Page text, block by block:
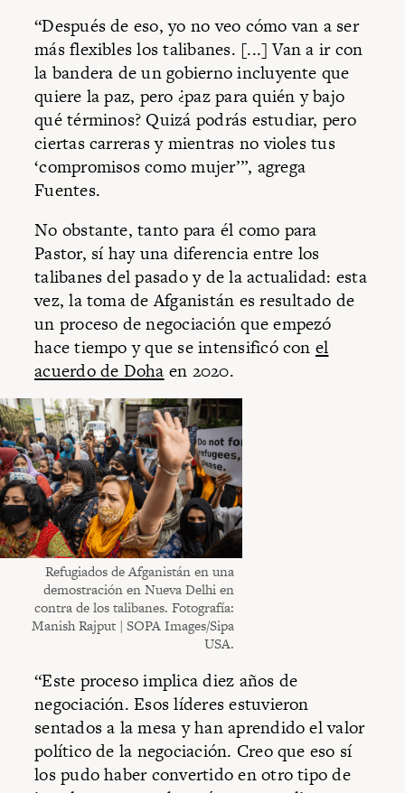
“Después de eso, yo no veo cómo van a ser
más flexibles los talibanes. [...] Van a ir con
la bandera de un gobierno incluyente que
quiere la paz, pero ¿paz para quién y bajo
qué términos? Quizá podrás estudiar, pero
ciertas carreras y mientras no violes tus
‘compromisos como mujer’”, agrega
Fuentes.
No obstante, tanto para él como para
Pastor, sí hay una diferencia entre los
talibanes del pasado y de la actualidad: esta
vez, la toma de Afganistán es resultado de
un proceso de negociación que empezó
hace tiempo y que se intensificó con el
acuerdo de Doha en 2020.
Refugiados de Afganistán en una
demostración en Nueva Delhi en
contra de los talibanes. Fotografía:
Manish Rajput | SOPA Images/Sipa
USA.
“Este proceso implica diez años de
negociación. Esos líderes estuvieron
sentados a la mesa y han aprendido el valor
político de la negociación. Creo que eso sí
los pudo haber convertido en otro tipo de